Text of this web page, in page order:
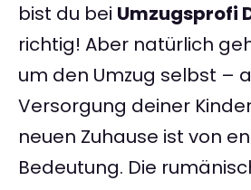
bist du bei Umzugsprofi
richtig! Aber natürlich
um den Umzug selbst –
Versorgung deiner
neuen Zuhause ist von
Bedeutung. Die